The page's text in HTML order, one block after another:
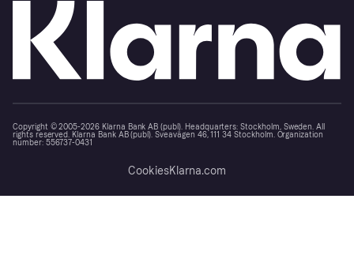
Copyright © 2005-2026 Klarna Bank AB (publ). Headquarters: Stockholm, Sweden. All
rights reserved. Klarna Bank AB (publ). Sveavägen 46, 111 34 Stockholm. Organization
number: 556737-0431
CookiesKlarna.com